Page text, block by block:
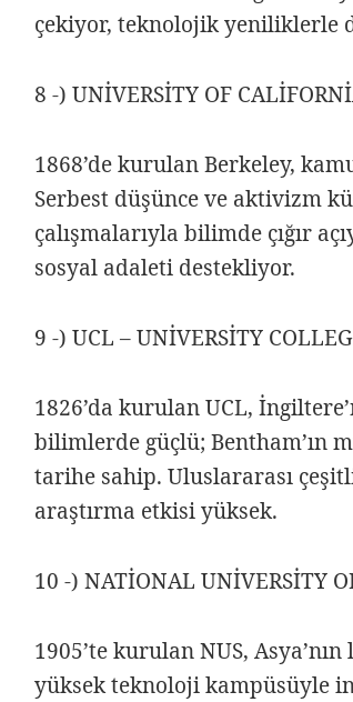
çekiyor, teknolojik yeniliklerle
8 -) UNİVERSİTY OF
1868’de kurulan Berkeley,
Serbest düşünce ve aktivizm
çalışmalarıyla bilimde çığır
sosyal adaleti destekliyor.
9 -) UCL – UNİVERSİTY
1826’da kurulan UCL,
bilimlerde güçlü; Bentham’ın
tarihe sahip. Uluslararası
araştırma etkisi yüksek.
10 -) NATİONAL UNİVERSİTY
1905’te kurulan NUS,
yüksek teknoloji kampüsüyle